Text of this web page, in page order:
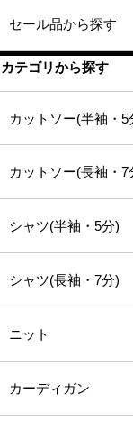
セール品から探す
カテゴリから探す
カットソー(半袖・
カットソー(長袖・7
シャツ(半袖・5分)
シャツ(長袖・7分)
ニット
カーディガン